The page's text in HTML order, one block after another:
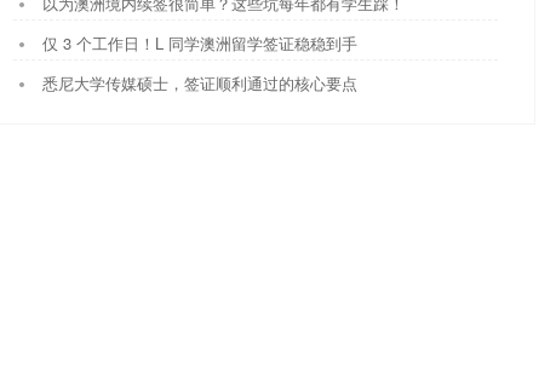
仅 3 个工作日！L 同学澳洲留学签证稳稳到手
悉尼大学传媒硕士，签证顺利通过的核心要点